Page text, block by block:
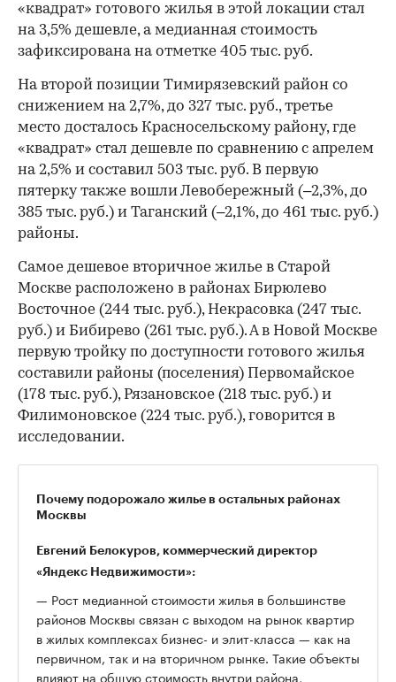
«квадрат» готового жилья в этой локации стал
на 3,5% дешевле, а медианная стоимость
зафиксирована на отметке 405 тыс. руб.
На второй позиции Тимирязевский район со
снижением на 2,7%, до 327 тыс. руб., третье
место досталось Красносельскому району, где
«квадрат» стал дешевле по сравнению с апрелем
на 2,5% и составил 503 тыс. руб. В первую
пятерку также вошли Левобережный (–2,3%, до
385 тыс. руб.) и Таганский (–2,1%, до 461 тыс. руб.)
районы.
Самое дешевое вторичное жилье в Старой
Москве расположено в районах Бирюлево
Восточное (244 тыс. руб.), Некрасовка (247 тыс.
руб.) и Бибирево (261 тыс. руб.). А в Новой Москве
первую тройку по доступности готового жилья
составили районы (поселения) Первомайское
(178 тыс. руб.), Рязановское (218 тыс. руб.) и
Филимоновское (224 тыс. руб.), говорится в
исследовании.
Почему подорожало жилье в остальных районах
Москвы
Евгений Белокуров, коммерческий директор
«Яндекс Недвижимости»:
— Рост медианной стоимости жилья в большинстве
районов Москвы связан с выходом на рынок квартир
в жилых комплексах бизнес- и элит-класса — как на
первичном, так и на вторичном рынке. Такие объекты
влияют на общую стоимость внутри района,